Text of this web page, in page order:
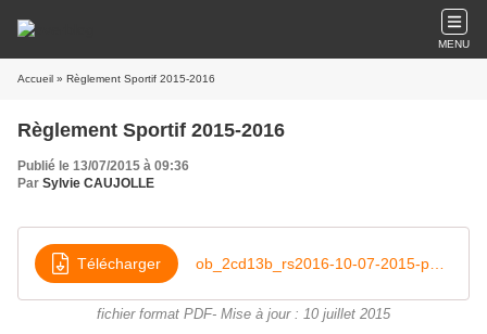
MENU
Accueil » Règlement Sportif 2015-2016
Règlement Sportif 2015-2016
Publié le 13/07/2015 à 09:36
Par Sylvie CAUJOLLE
Télécharger
fichier format PDF- Mise à jour : 10 juillet 2015